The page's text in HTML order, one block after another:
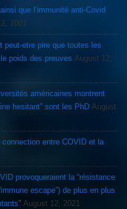
que l’immunité anti-Covid
2021
peut-etre pire que toutes les
poids des preuves August 12,
américaines montrent
hesitant” sont les PhD August
entre COVID et la
provoqueraient la “résistance
escape”) de plus en plus
August 12, 2021